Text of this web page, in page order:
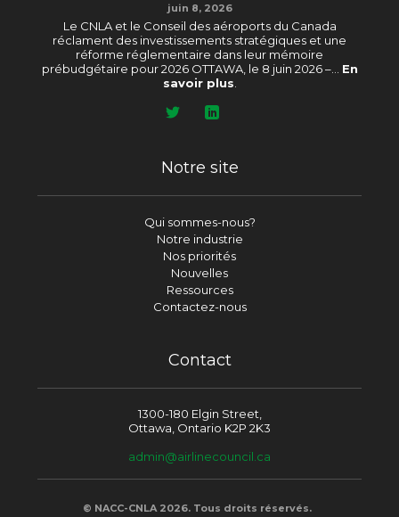
juin 8, 2026
Le CNLA et le Conseil des aéroports du Canada
réclament des investissements stratégiques et une
réforme réglementaire dans leur mémoire
prébudgétaire pour 2026 OTTAWA, le 8 juin 2026 –... En
savoir plus
Notre site
Qui sommes-nous?
Notre industrie
Nos priorités
Nouvelles
Ressources
Contactez-nous
Contact
1300-180 Elgin Street,
Ottawa, Ontario K2P 2K3
admin@airlinecouncil.ca
© NACC-CNLA 2026. Tous droits réservés.